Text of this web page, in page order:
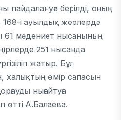
пайдалануға берілді, оның
168-і ауылдық жерлерде
61 мәдениет нысанының
251 нысанда
жатыр. Бұл
халықтың өмір сапасын
нығайтуға
өтті А.Балаева.